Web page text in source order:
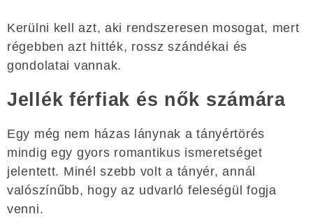
Kerülni kell azt, aki rendszeresen mosogat, mert
régebben azt hitték, rossz szándékai és
gondolatai vannak.
Jellék férfiak és nők számára
Egy még nem házas lánynak a tányértörés
mindig egy gyors romantikus ismeretséget
jelentett. Minél szebb volt a tányér, annál
valószínűbb, hogy az udvarló feleségül fogja
venni.